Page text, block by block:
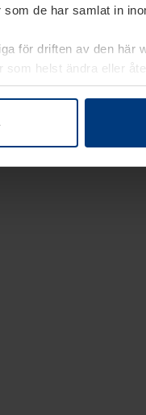
de har samlat in
för driften av den här
helst ändra eller